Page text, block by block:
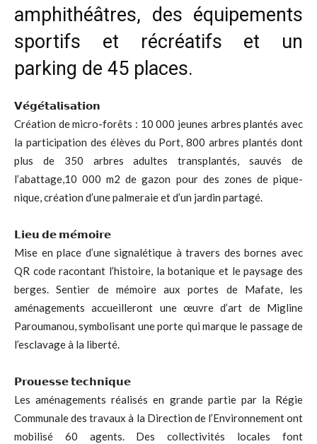
amphithéâtres, des équipements
sportifs et récréatifs et un
parking de 45 places.
𝗩𝗲́𝗴𝗲́𝘁𝗮𝗹𝗶𝘀𝗮𝘁𝗶𝗼𝗻
Création de micro-forêts : 10 000 jeunes arbres plantés avec
la participation des élèves du Port, 800 arbres plantés dont
plus de 350 arbres adultes transplantés, sauvés de
l’abattage,10 000 m2 de gazon pour des zones de pique-
nique, création d’une palmeraie et d’un jardin partagé.
𝗟𝗶𝗲𝘂 𝗱𝗲 𝗺𝗲́𝗺𝗼𝗶𝗿𝗲
Mise en place d’une signalétique à travers des bornes avec
QR code racontant l’histoire, la botanique et le paysage des
berges. Sentier de mémoire aux portes de Mafate, les
aménagements accueilleront une œuvre d’art de Migline
Paroumanou, symbolisant une porte qui marque le passage de
l’esclavage à la liberté.
𝗣𝗿𝗼𝘂𝗲𝘀𝘀𝗲 𝘁𝗲𝗰𝗵𝗻𝗶𝗾𝘂𝗲
Les aménagements réalisés en grande partie par la Régie
Communale des travaux à la Direction de l’Environnement ont
mobilisé 60 agents. Des collectivités locales font